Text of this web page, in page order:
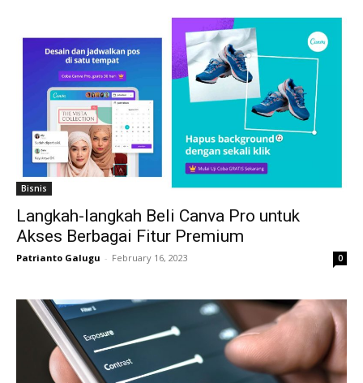
Bisnis
Langkah-langkah Beli Canva Pro untuk
Akses Berbagai Fitur Premium
Patrianto Galugu - February 16, 2023 0